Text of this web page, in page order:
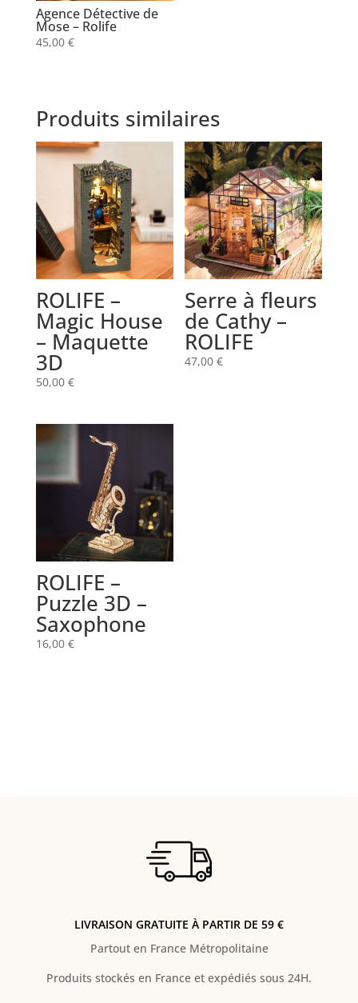
Agence Détective de
Mose – Rolife
45,00 €
Produits similaires
ROLIFE –
Magic House
– Maquette
3D
50,00 €
Serre à fleurs
de Cathy –
ROLIFE
47,00€
ROLIFE –
Puzzle 3D –
Saxophone
16,00 €
LIVRAISON GRATUITE À PARTIR DE 59 €
Partout en France Métropolitaine
Produits stockés en France et expédiés sous 24H.